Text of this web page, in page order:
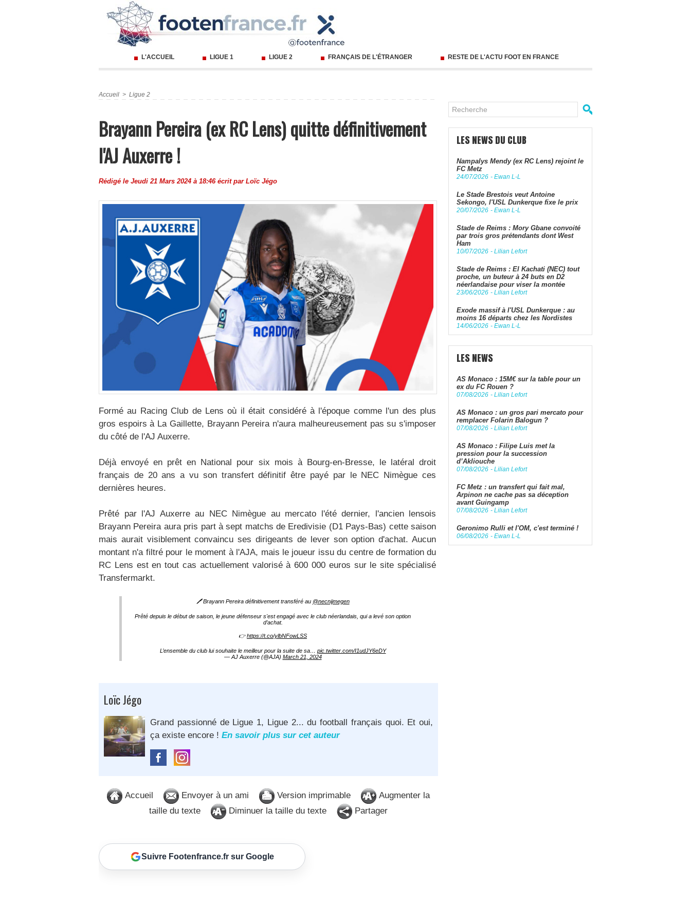
L'ACCUEIL LIGUE 1 LIGUE 2 FRANÇAIS DE L'ÉTRANGER RESTE DE L'ACTU FOOT EN FRANCE
Accueil > Ligue 2
Brayann Pereira (ex RC Lens) quitte définitivement
l'AJ Auxerre !
Rédigé le Jeudi 21 Mars 2024 à 18:46 écrit par Loïc Jégo
Formé au Racing Club de Lens où il était considéré à l'époque comme l'un des plus
gros espoirs à La Gaillette, Brayann Pereira n'aura malheureusement pas su s'imposer
du côté de l'AJ Auxerre.
Déjà envoyé en prêt en National pour six mois à Bourg-en-Bresse, le latéral droit
français de 20 ans a vu son transfert définitif être payé par le NEC Nimègue ces
dernières heures.
Prêté par l'AJ Auxerre au NEC Nimègue au mercato l'été dernier, l'ancien lensois
Brayann Pereira aura pris part à sept matchs de Eredivisie (D1 Pays-Bas) cette saison
mais aurait visiblement convaincu ses dirigeants de lever son option d'achat. Aucun
montant n'a filtré pour le moment à l'AJA, mais le joueur issu du centre de formation du
RC Lens est en tout cas actuellement valorisé à 600 000 euros sur le site spécialisé
Transfermarkt.
🖊️ Brayann Pereira définitivement transféré au @necnijmegen
Prêté depuis le début de saison, le jeune défenseur s'est engagé avec le club néerlandais, qui a levé son option
d’achat.
👉https://t.co/ylbNFowLSS
L’ensemble du club lui souhaite le meilleur pour la suite de sa… pic.twitter.com/I1udJY6eDY
— AJ Auxerre (@AJA) March 21, 2024
Loïc Jégo
Grand passionné de Ligue 1, Ligue 2... du football français quoi. Et oui,
ça existe encore ! En savoir plus sur cet auteur
Accueil Envoyer à un ami Version imprimable
Augmenter la
taille du texte
Diminuer la taille du texte Partager
Suivre Footenfrance.fr sur Google
LES NEWS DU CLUB
Nampalys Mendy (ex RC Lens) rejoint le
FC Metz
24/07/2026 - Ewan L-L
Le Stade Brestois veut Antoine
Sekongo, l'USL Dunkerque fixe le prix
20/07/2026 - Ewan L-L
Stade de Reims : Mory Gbane convoité
par trois gros prétendants dont West
Ham
10/07/2026 - Lilian Lefort
Stade de Reims : El Kachati (NEC) tout
proche, un buteur à 24 buts en D2
néerlandaise pour viser la montée
23/06/2026 - Lilian Lefort
Exode massif à l'USL Dunkerque : au
moins 16 départs chez les Nordistes
14/06/2026 - Ewan L-L
LES NEWS
AS Monaco : 15M€ sur la table pour un
ex du FC Rouen ?
07/08/2026 - Lilian Lefort
AS Monaco : un gros pari mercato pour
remplacer Folarin Balogun ?
07/08/2026 - Lilian Lefort
AS Monaco : Filipe Luis met la
pression pour la succession
d’Akliouche
07/08/2026 - Lilian Lefort
FC Metz : un transfert qui fait mal,
Arpinon ne cache pas sa déception
avant Guingamp
07/08/2026 - Lilian Lefort
Geronimo Rulli et l'OM, c'est terminé !
06/08/2026 - Ewan L-L